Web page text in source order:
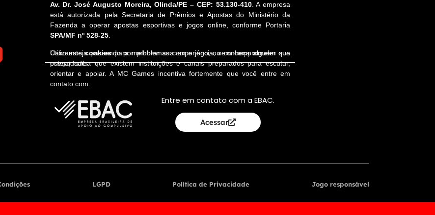
Av. Dr. José Augusto Moreira, Olinda/PE – CEP: 53.130-410. A empresa
está autorizada pela Secretaria de Prêmios e Apostas do Ministério da
Fazenda a operar apostas esportivas e jogos online, conforme Portaria
SPA/MF nº 528-25.
Utilizamoscookiespara melhorar sua experiência, sem comprometer sua
privacidade.
Caso esteja passando por problemas com o jogo, ou conheça alguém que
esteja, saiba que existem instituições e canais preparados para escutar,
orientar e apoiar. A MC Games incentiva fortemente que você entre em
contato com:
Entre em contato com a EBAC.
Acessar
LGPD Política de Privacidade Jogo responsável